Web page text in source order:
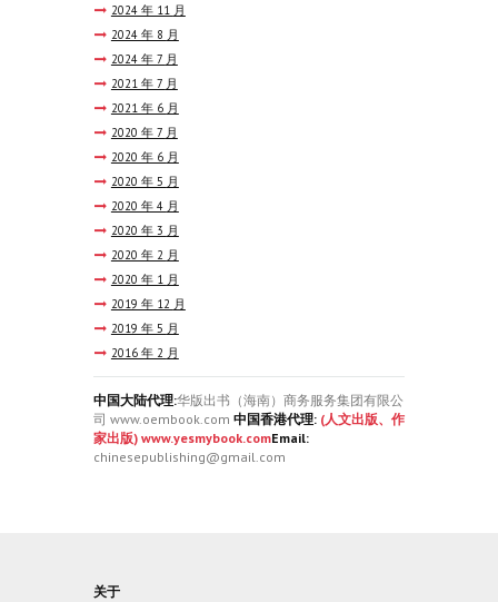
2024 年 11 月
2024 年 8 月
2024 年 7 月
2021 年 7 月
2021 年 6 月
2020 年 7 月
2020 年 6 月
2020 年 5 月
2020 年 4 月
2020 年 3 月
2020 年 2 月
2020 年 1 月
2019 年 12 月
2019 年 5 月
2016 年 2 月
中国大陆代理:华版出书（海南）商务服务集团有限公
司 www.oembook.com 中国香港代理: (人文出版、作
家出版) www.yesmybook.comEmail:
chinesepublishing@gmail.com
关于